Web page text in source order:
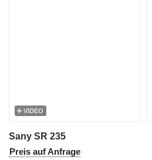
VIDEO
Sany SR 235
Preis auf Anfrage